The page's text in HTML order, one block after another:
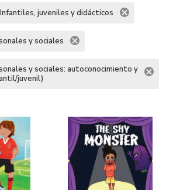
Infantiles, juveniles y didácticos
y sociales
y sociales: autoconocimiento y
juvenil)